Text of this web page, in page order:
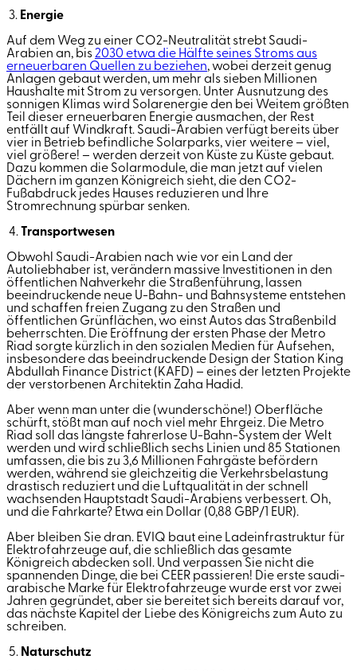
3. Energie
Auf dem Weg zu einer CO2-Neutralität strebt Saudi-
Arabien an, bis2030 etwa die Hälfte seines Stroms aus
erneuerbaren Quellen zu beziehen, wobei derzeit genug
Anlagen gebaut werden, um mehr als sieben Millionen
Haushalte mit Strom zu versorgen. Unter Ausnutzung des
sonnigen Klimas wird Solarenergie den bei Weitem größten
Teil dieser erneuerbaren Energie ausmachen, der Rest
entfällt auf Windkraft. Saudi-Arabien verfügt bereits über
vier in Betrieb befindliche Solarparks, vier weitere – viel,
viel größere! – werden derzeit von Küste zu Küste gebaut.
Dazu kommen die Solarmodule, die man jetzt auf vielen
Dächern im ganzen Königreich sieht, die den CO2-
Fußabdruck jedes Hauses reduzieren und Ihre
Stromrechnung spürbar senken.
4. Transportwesen
Obwohl Saudi-Arabien nach wie vor ein Land der
Autoliebhaber ist, verändern massive Investitionen in den
öffentlichen Nahverkehr die Straßenführung, lassen
beeindruckende neue U-Bahn- und Bahnsysteme entstehen
und schaffen freien Zugang zu den Straßen und
öffentlichen Grünflächen, wo einst Autos das Straßenbild
beherrschten. Die Eröffnung der ersten Phase der Metro
Riad sorgte kürzlich in den sozialen Medien für Aufsehen,
insbesondere das beeindruckende Design der Station King
Abdullah Finance District (KAFD) – eines der letzten Projekte
der verstorbenen Architektin Zaha Hadid.
Aber wenn man unter die (wunderschöne!) Oberfläche
schürft, stößt man auf noch viel mehr Ehrgeiz. Die Metro
Riad soll das längste fahrerlose U-Bahn-System der Welt
werden und wird schließlich sechs Linien und 85 Stationen
umfassen, die bis zu 3,6 Millionen Fahrgäste befördern
werden, während sie gleichzeitig die Verkehrsbelastung
drastisch reduziert und die Luftqualität in der schnell
wachsenden Hauptstadt Saudi-Arabiens verbessert. Oh,
und die Fahrkarte? Etwa ein Dollar (0,88 GBP/1 EUR).
Aber bleiben Sie dran. EVIQ baut eine Ladeinfrastruktur für
Elektrofahrzeuge auf, die schließlich das gesamte
Königreich abdecken soll. Und verpassen Sie nicht die
spannenden Dinge, die bei CEER passieren! Die erste saudi-
arabische Marke für Elektrofahrzeuge wurde erst vor zwei
Jahren gegründet, aber sie bereitet sich bereits darauf vor,
das nächste Kapitel der Liebe des Königreichs zum Auto zu
schreiben.
5. Naturschutz